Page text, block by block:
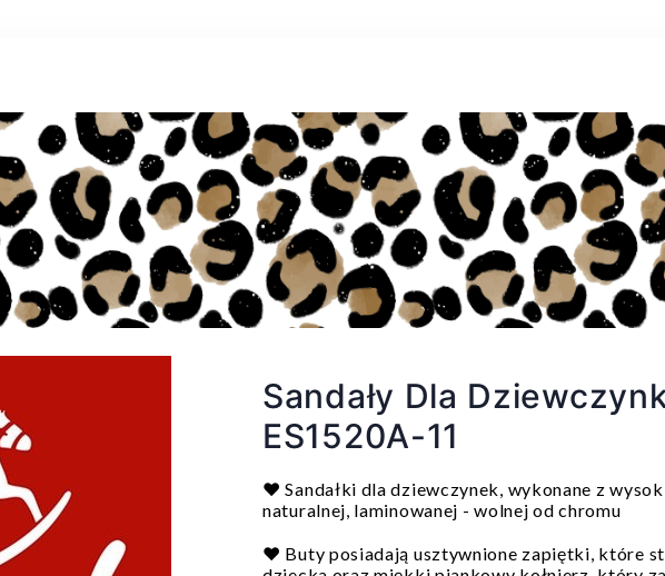
Sandały Dla
ES1520A-11
❤️ Sandałki dla dziewczynek, wykonane z
naturalnej, laminowanej - wolnej od chromu
❤️ Buty posiadają usztywnione zapiętki, które